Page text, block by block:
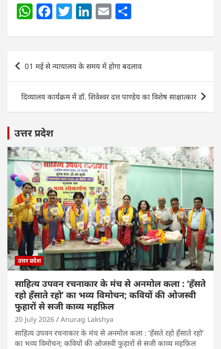
W
at
s
A
p
p
F
c
e
b
o
o
T
itt
er
Li
k
e
dI
n
E
ai
l
ar
e
Post
navigation
01 मई से न्यायालय के समय में होगा बदलाव
दिव्यालय कार्यक्रम में डॉ. शिवेश्वर दत्त पाण्डेय का विशेष साक्षात्कार
उत्तर प्रदेश
उत्तर प्रदेश
साहित्य उपवन रचनाकार के मंच से अनमोल कला : ‘हॅंसते
रहो हॅंसाते रहो’ का भव्य विमोचन; कवियों की ओजस्वी
फुहारों से सजी काव्य महफ़िल
20 July 2026 Anurag Lakshya
साहित्य उपवन रचनाकार के मंच से अनमोल कला : ‘हॅंसते रहो हॅंसाते रहो’
का भव्य विमोचन; कवियों की ओजस्वी फुहारों से सजी काव्य महफ़िल